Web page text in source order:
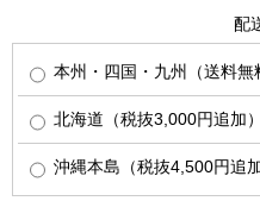
配
本州・四国・九州（送料無
北海道（税抜3,000円追加）
沖縄本島（税抜4,500円追加